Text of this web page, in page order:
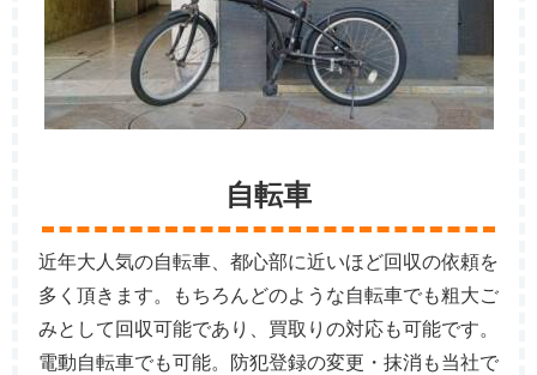
自転車
近年大人気の自転車、都心部に近いほど回収の依頼を
多く頂きます。もちろんどのような自転車でも粗大ご
みとして回収可能であり、買取りの対応も可能です。
電動自転車でも可能。防犯登録の変更・抹消も当社で